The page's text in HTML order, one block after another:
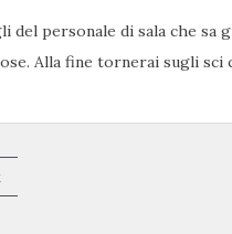
del personale di sala che sa
Alla fine tornerai sugli
Previous
post: